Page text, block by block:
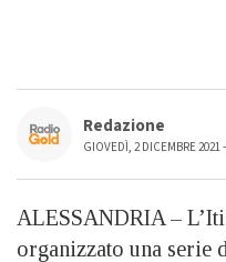
Redazione
GIOVEDÌ, 2 DICEMBRE 2021
ALESSANDRIA –
organizzato una serie